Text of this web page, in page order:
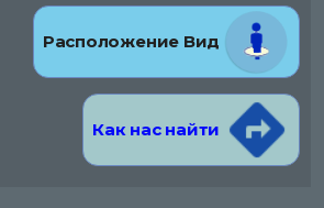
Расположение Вид
Как нас найти